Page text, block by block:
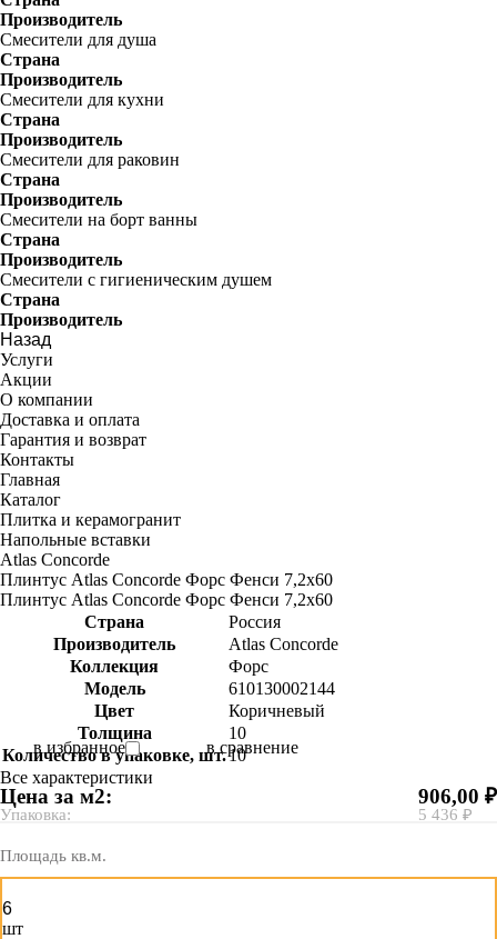
Производитель
Смесители для душа
Страна
Производитель
Смесители для кухни
Страна
Производитель
Смесители для раковин
Страна
Производитель
Смесители на борт ванны
Страна
Производитель
Смесители с гигиеническим душем
Страна
Производитель
Назад
Услуги
Акции
О компании
Доставка и оплата
Гарантия и возврат
Контакты
Главная
Каталог
Плитка и керамогранит
Напольные вставки
Atlas Concorde
Плинтус Atlas Concorde Форс Фенси 7,2х60
Плинтус Atlas Concorde Форс Фенси 7,2х60
Страна
Россия
Производитель
Atlas Concorde
Коллекция
Форс
Модель
610130002144
Цвет
Коричневый
Толщина
10
Количество в упаковке, шт.10
Все характеристики
в избранное в сравнение
Цена за м2:
Упаковка:
906,00 ₽
5 436 ₽
Площадь кв.м.
шт